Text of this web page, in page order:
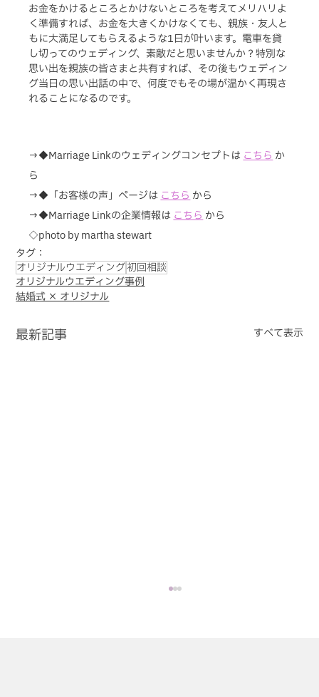
お金をかけるところとかけないところを考えてメリハリよ
く準備すれば、お金を大きくかけなくても、親族・友人と
もに大満足してもらえるような1日が叶います。電車を貸
し切ってのウェディング、素敵だと思いませんか？特別な
思い出を親族の皆さまと共有すれば、その後もウェディン
グ当日の思い出話の中で、何度でもその場が温かく再現さ
れることになるのです。
→◆Marriage Linkのウェディングコンセプトは こちら か
ら
→◆「お客様の声」ページは こちら から
→◆Marriage Linkの企業情報は こちら から
◇photo by martha stewart
タグ：
オリジナルウエディング初回相談
オリジナルウエディング事例
結婚式 × オリジナル
最新記事 すべて表示